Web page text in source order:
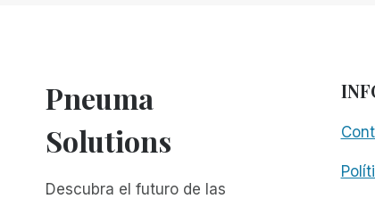
ESTÁ
DISPONIBLE
TODO
MUNDO.
Pneuma
Solutions
Descubra el futuro de las